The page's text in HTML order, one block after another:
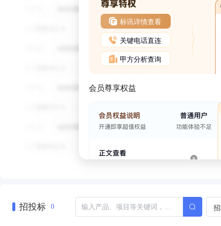
标讯详情查看
关键电话直连
甲方分析查询
会员尊享权益
招投标 0